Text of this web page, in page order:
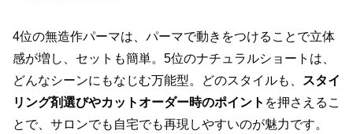
4位の無造作パーマは、パーマで動きをつけることで立体
感が増し、セットも簡単。5位のナチュラルショートは、
どんなシーンにもなじむ万能型。どのスタイルも、 スタイ
リング剤選びやカットオーダー時のポイント を押さえるこ
とで、サロンでも自宅でも再現しやすいのが魅力です。